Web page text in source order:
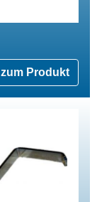
zum Produkt